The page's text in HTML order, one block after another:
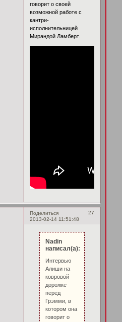
говорит о своей
возможной работе с
кантри-
исполнительницей
Мирандой Ламберт.
Поделиться
27
2013-02-14 11:51:48
Nadin
написал(а):
Интервью
Алиши на
ковровой
дорожке
перед
Грэмми, в
котором она
говорит о